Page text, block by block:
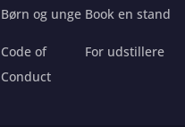
Børn og unge
Code of
Conduct
Book en stand
For udstillere